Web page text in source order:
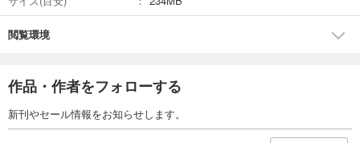
Comic ZERO-SUM (コミック ゼロサム) 2025年5月号[雑誌]
Comic ZERO-SUM (コミック ゼロサム) 2025年4月号[雑誌]
閲覧環境
作品・作者をフォローする
新刊やセール情報をお知らせします。